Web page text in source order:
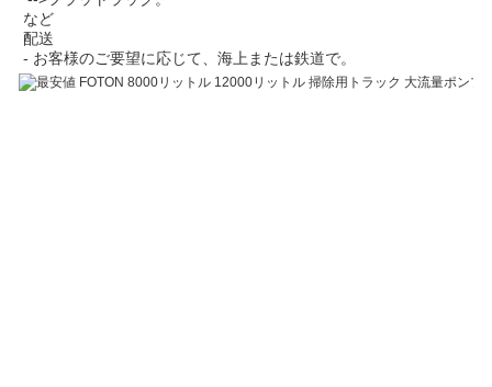
など
配送
- お客様のご要望に応じて、海上または鉄道で。